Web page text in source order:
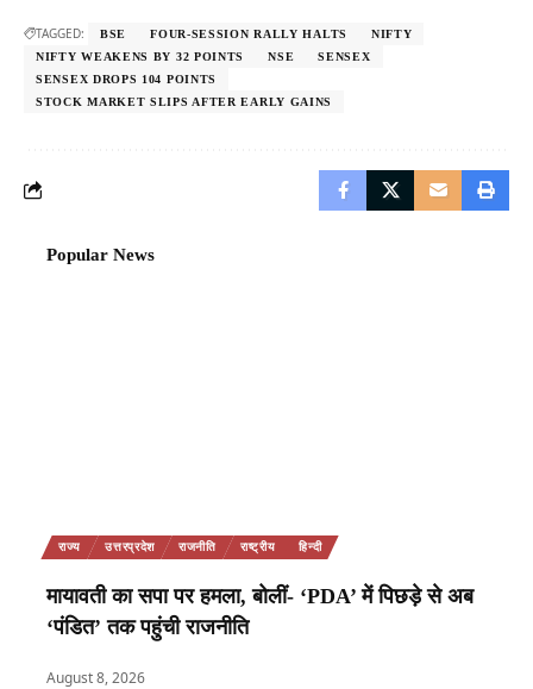
TAGGED: BSE FOUR-SESSION RALLY HALTS
NIFTY
NIFTY WEAKENS BY 32 POINTS
NSE
SENSEX
SENSEX DROPS 104 POINTS
STOCK MARKET SLIPS AFTER EARLY GAINS
Popular News
राज्य उत्तरप्रदेश राजनीति राष्ट्रीय हिन्दी
मायावती का सपा पर हमला, बोलीं- ‘PDA’ में पिछड़े से अब
‘पंडित’ तक पहुंची राजनीति
August 8, 2026